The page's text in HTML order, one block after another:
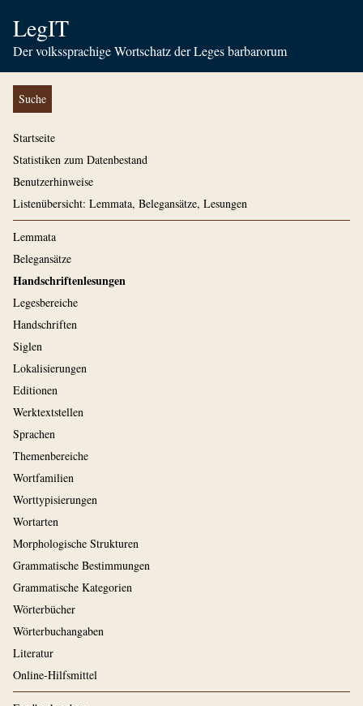
LegIT
Der volkssprachige Wortschatz der Leges barbarorum
Suche
Startseite
Statistiken zum Datenbestand
Benutzerhinweise
Listenübersicht: Lemmata, Belegansätze, Lesungen
Lemmata
Belegansätze
Handschriftenlesungen
Legesbereiche
Handschriften
Siglen
Lokalisierungen
Editionen
Werktextstellen
Sprachen
Themenbereiche
Wortfamilien
Worttypisierungen
Wortarten
Morphologische Strukturen
Grammatische Bestimmungen
Grammatische Kategorien
Wörterbücher
Wörterbuchangaben
Literatur
Online-Hilfsmittel